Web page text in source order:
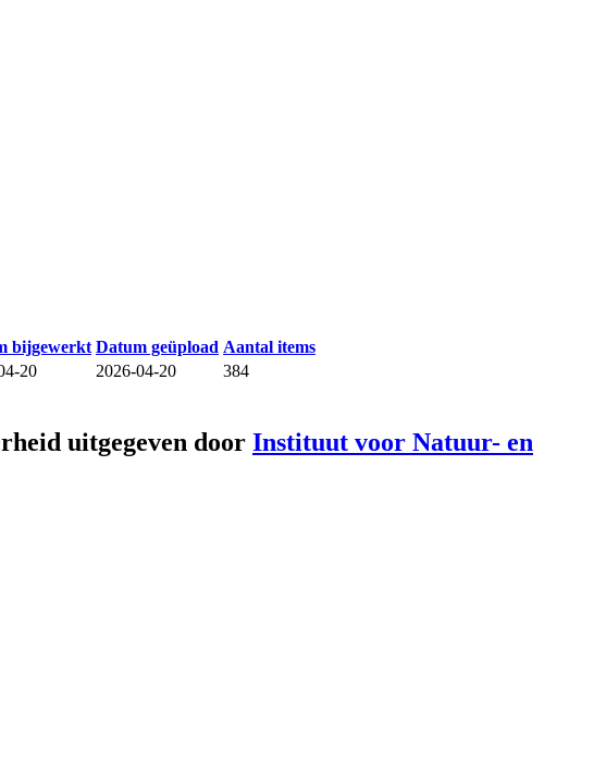
bijgewerkt Datum geüpload Aantal items
20 2026-04-20 384
uitgegeven door Instituut voor Natuur- en